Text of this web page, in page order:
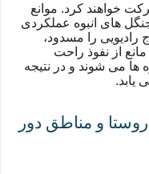
خواهند کرد. موانع
های انبوه عملکردی
رادیویی را مسدود،
از نفوذ راحت
ها می شوند و در نتیجه
یابد.
و مناطق دور